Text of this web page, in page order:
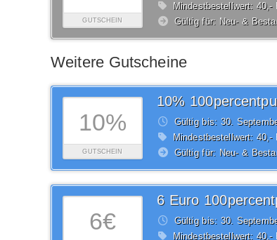
GUTSCHEIN
Mindestbestellwert: 40,-
Gültig für: Neu- &
Weitere Gutscheine
10%
GUTSCHEIN
10%
Gültig bis: 30.
Mindestbestellwert: 40,-
Gültig für: Neu- &
6€
6 Euro
Gültig bis: 30.
Mindestbestellwert: 40,-